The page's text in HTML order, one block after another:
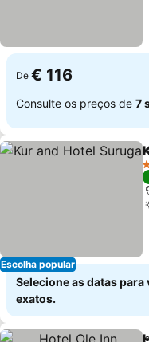
De € 116
Consulte os preços de 7
Escolha popular
Selecione as datas para
exatos.